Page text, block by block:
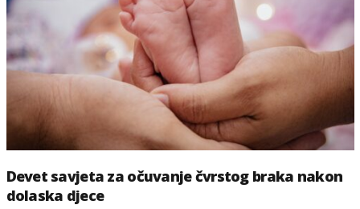
Devet savjeta za očuvanje čvrstog braka nakon
dolaska djece